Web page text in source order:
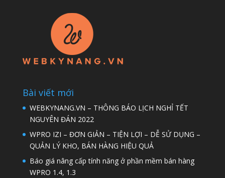
Bài viết mới
WEBKYNANG.VN – THÔNG BÁO LỊCH NGHỈ TẾT
NGUYÊN ĐÁN 2022
WPRO IZI – ĐƠN GIẢN – TIỆN LỢI – DỄ SỬ DỤNG –
QUẢN LÝ KHO, BÁN HÀNG HIỆU QUẢ
Báo giá nâng cấp tính năng ở phần mềm bán hàng
WPRO 1.4, 1.3